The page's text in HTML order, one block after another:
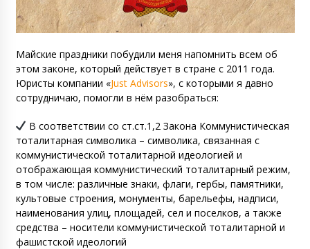
Майские праздники побудили меня напомнить всем об
этом законе, который действует в стране с 2011 года.
Юристы компании «Just Advisors», с которыми я давно
сотрудничаю, помогли в нём разобраться:
В соответствии со ст.ст.1,2 Закона Коммунистическая
тоталитарная символика – символика, связанная с
коммунистической тоталитарной идеологией и
отображающая коммунистический тоталитарный режим,
в том числе: различные знаки, флаги, гербы, памятники,
культовые строения, монументы, барельефы, надписи,
наименования улиц, площадей, сел и поселков, а также
средства – носители коммунистической тоталитарной и
фашистской идеологий